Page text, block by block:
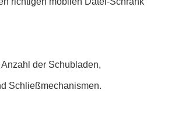
der Schubladen,
Schließmechanismen.